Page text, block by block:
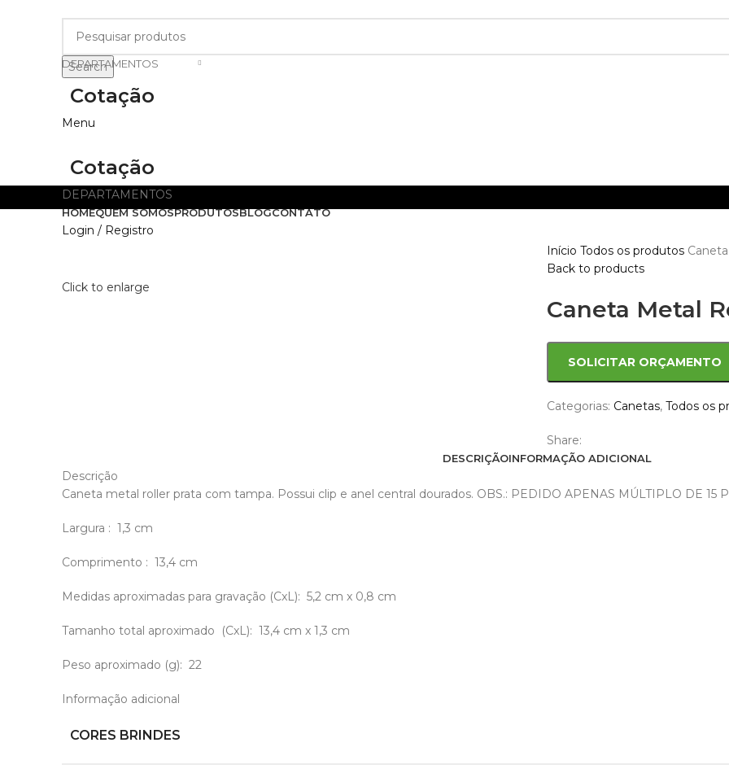
DEPARTAMENTOS
Search
Cotação
Menu
Cotação
DEPARTAMENTOS
HOMEQUEM SOMOSPRODUTOSBLOGCONTATO
Login / Registro
Click to enlarge
Início Todos os produtos
Back to products
Caneta Metal
SOLICITAR ORÇAMENTO
Categorias: Canetas, Todos os
Share:
DESCRIÇÃOINFORMAÇÃO ADICIONAL
Descrição
Caneta metal roller prata com tampa. Possui clip e anel central dourados. OBS.: PEDIDO APENAS MÚLTIPLO DE 15
Largura : 1,3 cm
Comprimento : 13,4 cm
Medidas aproximadas para gravação (CxL): 5,2 cm x 0,8 cm
Tamanho total aproximado (CxL): 13,4 cm x 1,3 cm
Peso aproximado (g): 22
Informação adicional
CORES BRINDES